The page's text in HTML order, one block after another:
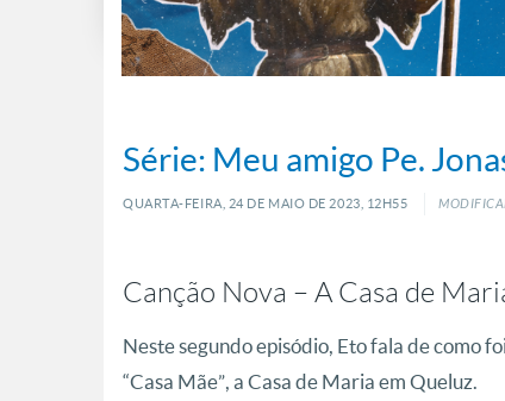
Série: Meu amigo Pe.
QUARTA-FEIRA, 24 DE MAIO DE 2023, 12H55
Canção Nova – A Casa de
Neste segundo episódio, Eto fala de como
“Casa Mãe”, a Casa de Maria em Queluz.